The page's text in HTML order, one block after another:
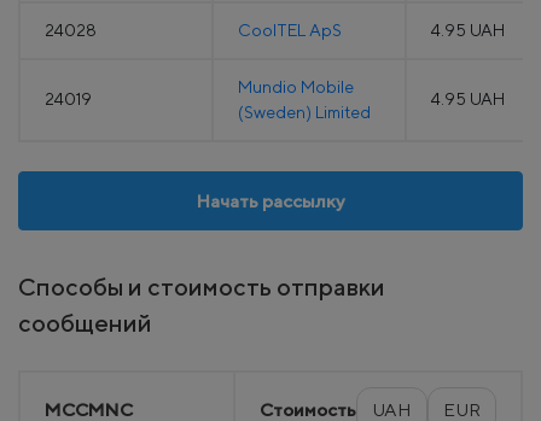
24028 CoolTEL ApS 4.95 UAH
24019
Mundio Mobile
(Sweden) Limited
4.95 UAH
Начать рассылку
Способы и стоимость отправки
сообщений
MCCMNC Стоимость UAH EUR